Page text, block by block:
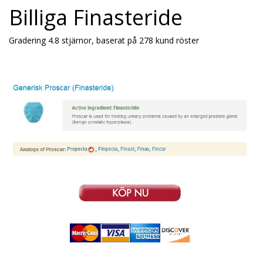
Billiga Finasteride
Gradering 4.8 stjärnor, baserat på 278 kund röster